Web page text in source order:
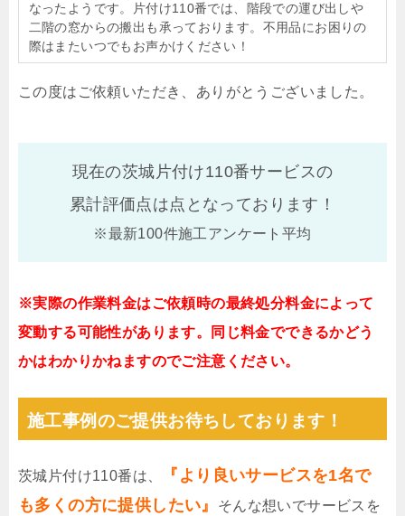
なったようです。片付け110番では、階段での運び出しや
二階の窓からの搬出も承っております。不用品にお困りの
際はまたいつでもお声かけください！
この度はご依頼いただき、ありがとうございました。
現在の茨城片付け110番サービスの
累計評価点は点となっております！
※最新100件施工アンケート平均
※実際の作業料金はご依頼時の最終処分料金によって
変動する可能性があります。同じ料金でできるかどう
かはわかりかねますのでご注意ください。
施工事例のご提供お待ちしております！
茨城片付け110番は、
『より良いサービスを1名で
も多くの方に提供したい』
そんな想いでサービスを